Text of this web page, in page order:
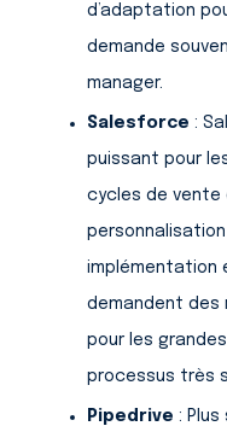
d’adaptation
demande
manager.
Salesforce :
puissant pour
cycles de vente
implémentation
demandent des
pour les
processus très
Pipedrive : Plus